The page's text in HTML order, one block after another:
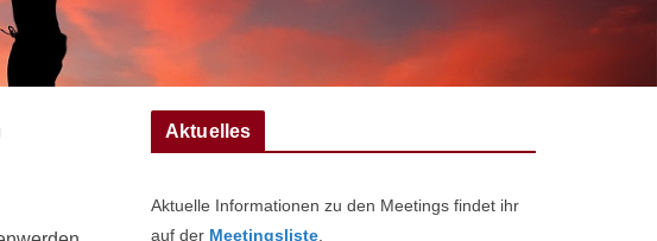
Aktuelles
Aktuelle Informationen zu den Meetings findet ihr
auf der Meetingsliste